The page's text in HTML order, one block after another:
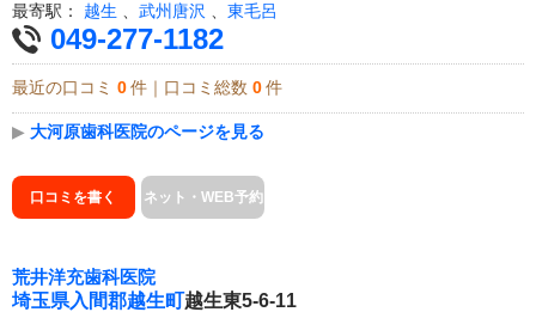
最寄駅： 越生 武州唐沢 東毛呂
049-277-1182
最近の口コミ 0 件｜口コミ総数 0 件
▶ 大河原歯科医院のページを見る
口コミを書く ネット・WEB予約
荒井洋充歯科医院
埼玉県入間郡越生町越生東5-6-11